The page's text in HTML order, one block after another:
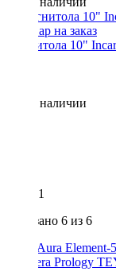
Магнитола 10"
Нет в наличии
1
Показано 6 из 6
Aura Element-5
Premiera Prology